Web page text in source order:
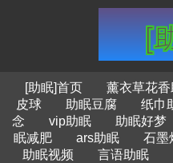
[助眠]首页 薰衣草花香
皮球
助眠豆腐 纸巾
念
vip助眠 助眠好梦
眠减肥
ars助眠 石墨
助眠视频
言语助眠